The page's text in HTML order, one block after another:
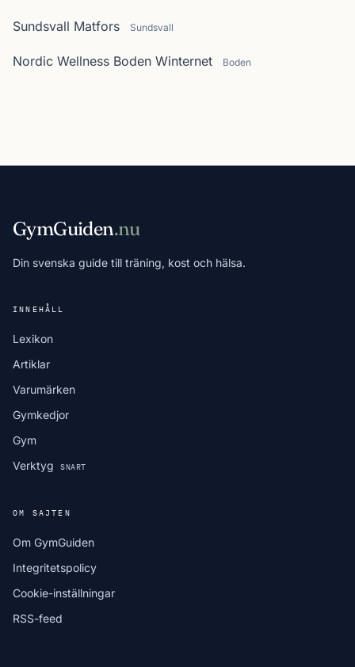
Sundsvall Matfors Sundsvall
Nordic Wellness Boden Winternet Boden
GymGuiden.nu
Din svenska guide till träning, kost och hälsa.
INNEHÅLL
Lexikon
Artiklar
Varumärken
Gymkedjor
Gym
Verktyg
SNART
OM SAJTEN
Om GymGuiden
Integritetspolicy
Cookie-inställningar
RSS-feed